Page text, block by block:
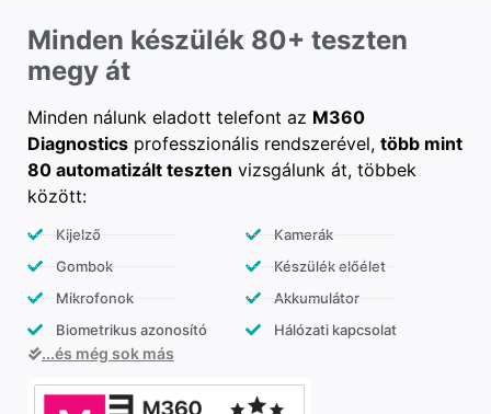
Minden készülék 80+ teszten
megy át
Minden nálunk eladott telefont az M360
Diagnostics professzionális rendszerével, több mint
80 automatizált teszten vizsgálunk át, többek
között:
Kijelző
Gombok
Mikrofonok
Biometrikus azonosító
Kamerák
Készülék előélet
Akkumulátor
Hálózati kapcsolat
...és még sok más